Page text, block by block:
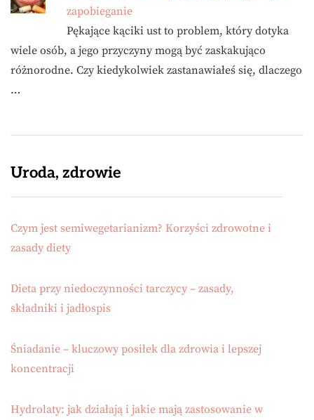
zapobieganie
Pękające kąciki ust to problem, który dotyka
wiele osób, a jego przyczyny mogą być zaskakująco
różnorodne. Czy kiedykolwiek zastanawiałeś się, dlaczego
…
Uroda, zdrowie
Czym jest semiwegetarianizm? Korzyści zdrowotne i
zasady diety
Dieta przy niedoczynności tarczycy – zasady,
składniki i jadłospis
Śniadanie – kluczowy posiłek dla zdrowia i lepszej
koncentracji
Hydrolaty: jak działają i jakie mają zastosowanie w